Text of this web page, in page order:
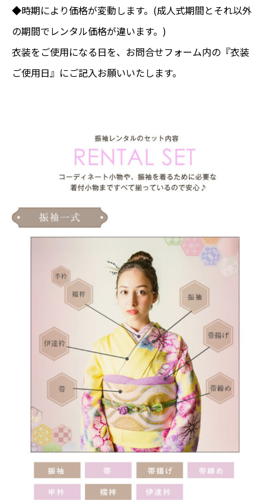
◆時期により価格が変動します。(成人式期間とそれ以外
の期間でレンタル価格が違います。)
衣装をご使用になる日を、お問合せフォーム内の『衣装
ご使用日』にご記入お願いいたします。